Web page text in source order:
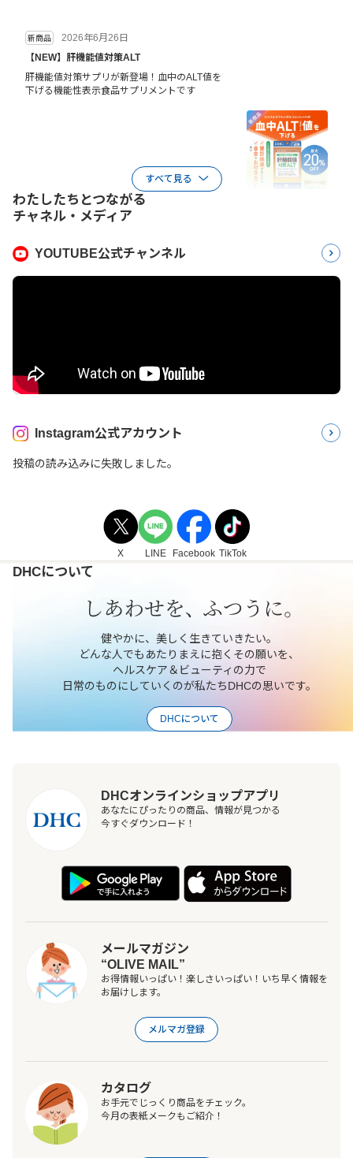
新商品
2026年6月26日
【NEW】肝機能値対策ALT
肝機能値対策サプリが新登場！血中のALT値を
下げる機能性表示食品サプリメントです
すべて見る
わたしたちとつながる
チャネル・メディア
YOUTUBE公式チャンネル
Instagram公式アカウント
投稿の読み込みに失敗しました。
X LINE Facebook TikTok
DHCについて
健やかに、美しく生きていきたい。
どんな人でもあたりまえに抱くその願いを、
ヘルスケア＆ビューティの力で
日常のものにしていくのが私たちDHCの思いです。
DHCについて
DHCオンラインショップアプリ
あなたにぴったりの商品、情報が見つかる
今すぐダウンロード！
メールマガジン
“OLIVE MAIL”
お得情報いっぱい！楽しさいっぱい！いち早く情報を
お届けします。
メルマガ登録
カタログ
お手元でじっくり商品をチェック。
今月の表紙メークもご紹介！